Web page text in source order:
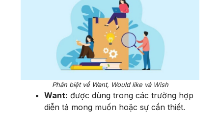
Phân biệt về Want, Would like và Wish
Want: được dùng trong các trường hợp
diễn tả mong muốn hoặc sự cần thiết.